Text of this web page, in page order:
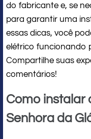
do fabricante e, se
para garantir uma
essas dicas, você
elétrico funcionando
Compartilhe suas
comentários!
Como instalar
Senhora da